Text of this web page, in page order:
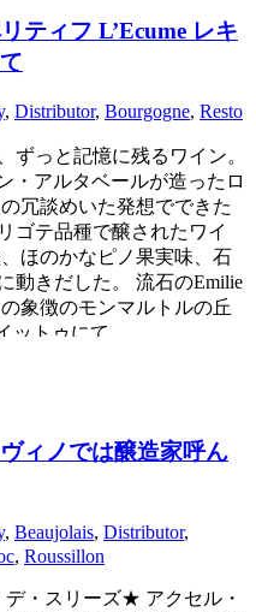
ドメーヌに残っている。
ている。 ★ジュリアンの
、本物のワインを造ろうと
て人間性が歪んでいく人が
わゆる、農家としての栽
ンを造っている希少な ブ
間として大好きな人達で
ジュリアンのお父さん
のドメーヌの事務・出
ティフ L’Ecume レキ
, Distributor, Bourgogne, Resto
ずっと記憶に残るワイン。
・アルタベールが造ったロ
冗談めいた発想でできた
ゴテ品種で醸されたワイ
ほのかなピノ果実味、石
動きだした。 流石のEmilie
象徴のモンマルトルの丘
イットゥにて。
ィノでは醸造家呼ん
, Beaujolais, Distributor,
, Roussillon
デ・スリーズ★ アクセル・